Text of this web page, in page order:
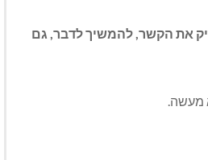
את הקשר, להמשיך לדבר, גם
מעשה.